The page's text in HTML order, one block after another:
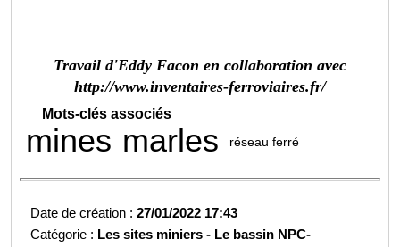
Travail d'Eddy Facon en collaboration avec
http://www.inventaires-ferroviaires.fr/
Mots-clés associés
mines marles réseau ferré
Date de création :27/01/2022 17:43
Catégorie : Les sites miniers - Le bassin NPC-